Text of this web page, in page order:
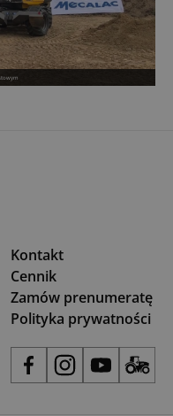
Kontakt
Cennik
Zamów prenumeratę
Polityka prywatności